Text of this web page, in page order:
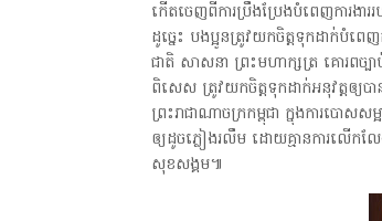
កើតចេញពីការប្រឹងប្រែងបំពេញការ
ដូច្នេះ បងប្អូនត្រូវយកចិត្តទុកដាក់បំពេ
ជាតិ សាសនា ព្រះមហាក្សត្រ គោរពច្
ពិសេស ត្រូវយកចិត្តទុកដាក់អនុវត្តឲ្យ
ព្រះរាជាណាចក្រកម្ពុជា ក្នុងការបោស
ឲ្យដូចភ្លៀងរលឹម ដោយគ្មានការលើកលែ
សុខសង្គម៕